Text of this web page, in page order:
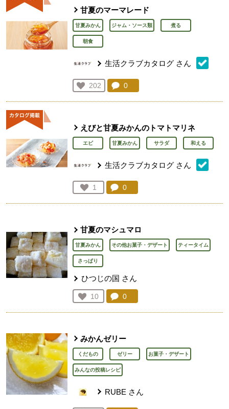
甘夏のマーマレード
甘夏みかん ジャム・ソース類 煮る
朝食
生活クラブカタログ さん
お気に入り登録：
202
人が登録
コメント：
0
えびと甘夏みかんのトマトマリネ
エビ 甘夏みかん サラダ 和える
生活クラブカタログ さん
お気に入り登録：
1
人が登録
コメント：
0
甘夏のマシュマロ
甘夏みかん その他お菓子・デザート ティータイム
さっぱり
ひつじの国 さん
お気に入り登録：
10
人が登録
コメント：
0
みかんゼリー
くだもの ゼリー お菓子・デザート
みんなの投稿レシピ
RUBE さん